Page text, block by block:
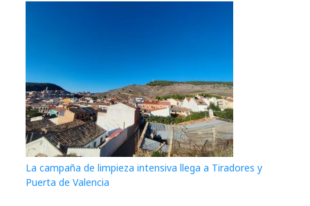
La campaña de limpieza intensiva llega a Tiradores y
Puerta de Valencia